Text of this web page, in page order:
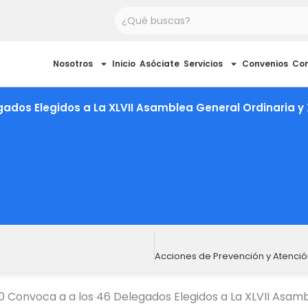
Buscar
Nosotros Inicio Asóciate Servicios Convenios
Elegidos a La XLVII Asamblea General Ordinaria y
Convoca a a los 46 Delegados Elegidos a La XLVII